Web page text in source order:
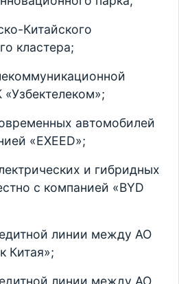
Китайского
кластера;
автомобилей
«EXEED»;
и гибридных
с компанией «BYD
линии между АО
Китая»;